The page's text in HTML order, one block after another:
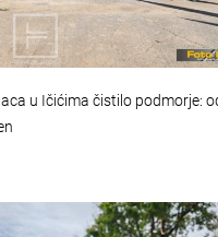
u Ičićima čistilo podmorje: